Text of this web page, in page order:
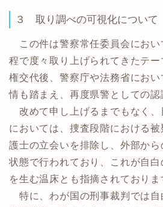
３ 取り調べの可視化について
この件は警察常任委員会におい
程で度々取り上げられてきたテ
権交代後、警察庁や法務省にお
情も踏まえ、再度県警としての認
改めて申し上げるまでもなく、
においては、捜査段階における
護士の立会いを排除し、外部か
状態で行われており、これが自
を生む温床とも指摘されておりま
特に、わが国の刑事裁判では自